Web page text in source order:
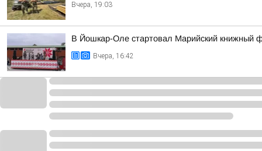
Вчера, 19:03
В Йошкар-Оле стартовал Марийский книжный
Вчера, 16:42